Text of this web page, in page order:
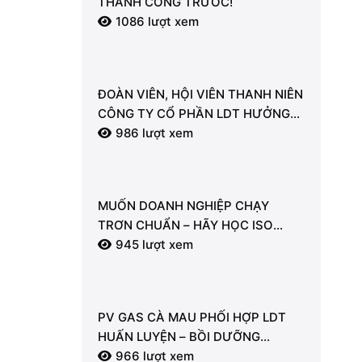
1086 lượt xem
ĐOÀN VIÊN, HỘI VIÊN THANH NIÊN
CÔNG TY CỔ PHẦN LDT HƯỞNG
ỨNG LỄ RA QUÂN TỔNG VỆ SINH
986 lượt xem
MUỐN DOANH NGHIỆP CHẠY
TRƠN CHUẨN – HÃY HỌC ISO
9001:2015 NGAY!
945 lượt xem
PV GAS CÀ MAU PHỐI HỢP LDT
HUẤN LUYỆN – BỒI DƯỠNG
NGHIỆP VỤ PCCC & CNCH: CHỦ
966 lượt xem